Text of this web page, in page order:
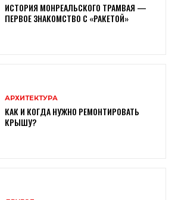
ИСТОРИЯ МОНРЕАЛЬСКОГО ТРАМВАЯ —
ПЕРВОЕ ЗНАКОМСТВО С «РАКЕТОЙ»
АРХИТЕКТУРА
КАК И КОГДА НУЖНО РЕМОНТИРОВАТЬ
КРЫШУ?